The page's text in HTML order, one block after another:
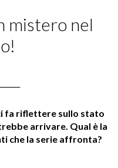
mistero nel
fa riflettere sullo stato
arrivare. Qual è la
che la serie affronta?